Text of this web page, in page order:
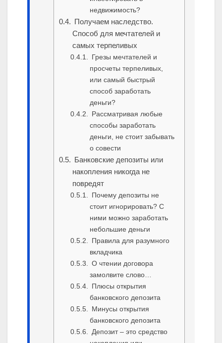
недвижимость?
Получаем наследство.
Способ для мечтателей и
самых терпеливых
Грезы мечтателей и
просчеты терпеливых,
или самый быстрый
способ заработать
деньги?
Рассматривая любые
способы заработать
деньги, не стоит забывать
о совести
Банковские депозиты или
накопления никогда не
повредят
Почему депозиты не
стоит игнорировать? С
ними можно заработать
небольшие деньги
Правила для разумного
вкладчика
О чтении договора
замолвите слово…
Плюсы открытия
банковского депозита
Минусы открытия
банковского депозита
Депозит – это средство